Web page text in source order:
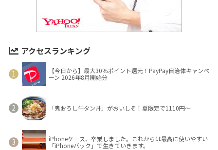
アクセスランキング
【今日から】最大30％ポイント還元！PayPay自治体キャンペ
ーン 2026年8月開始分
「鬼おろし牛タン丼」がおいしそ！夏限定で1110円～
iPhoneケース、卒業しました。これからは最高に使いやすい
「iPhoneバック」で生きていきます。